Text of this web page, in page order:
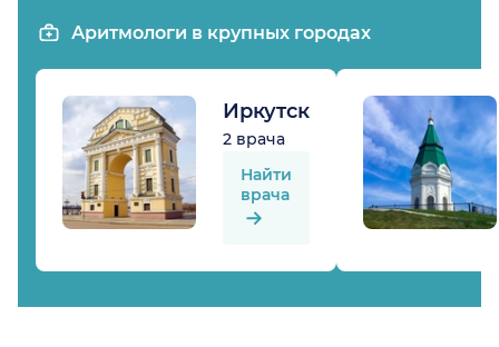
Аритмологи в крупных городах
Иркутск
2 врача
Найти
врача